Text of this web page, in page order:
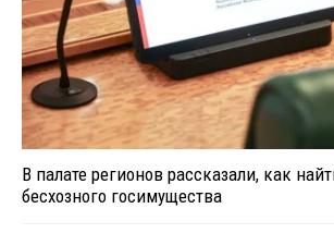
В палате регионов рассказали, как
бесхозного госимущества